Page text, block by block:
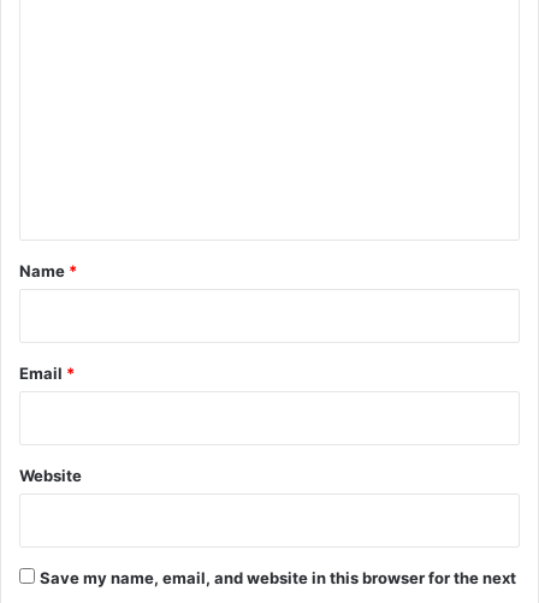
*
Name *
Email *
Website
Save my name, email, and website in this browser for the next